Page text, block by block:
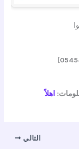
]
اهلاً
التالي